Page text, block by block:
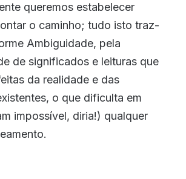
queremos estabelecer
o caminho; tudo isto traz-
Ambiguidade, pela
de significados e leituras que
da realidade e das
o que dificulta em
impossível, diria!) qualquer